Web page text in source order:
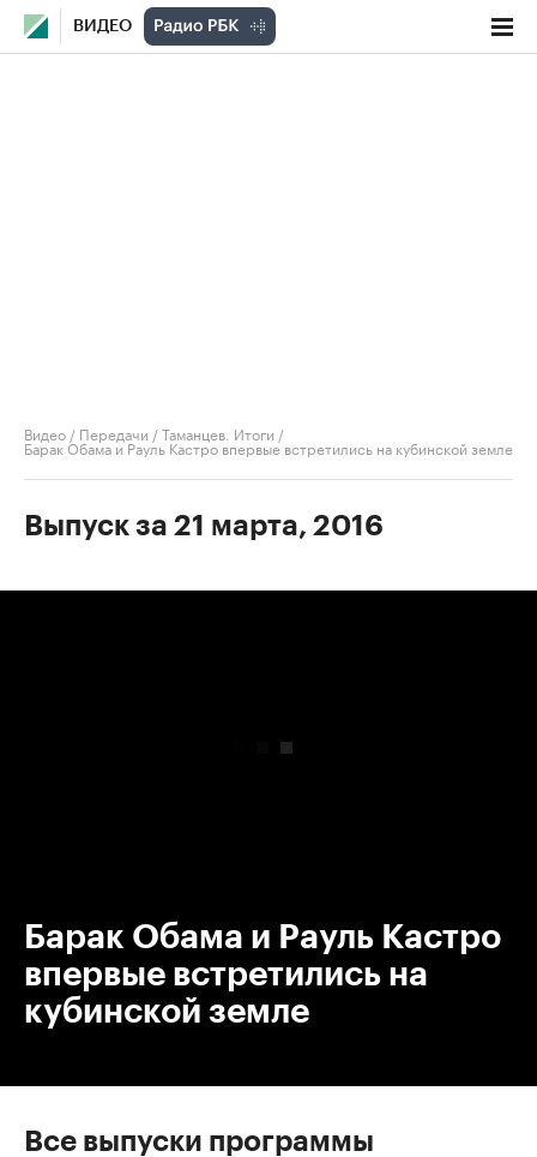
ВИДЕО
Видео / Передачи /Таманцев. Итоги /
Барак Обама и Рауль Кастро впервые встретились на кубинской земле
Выпуск за 21 марта, 2016
Барак Обама и Рауль Кастро
впервые встретились на
кубинской земле
Все выпуски программы